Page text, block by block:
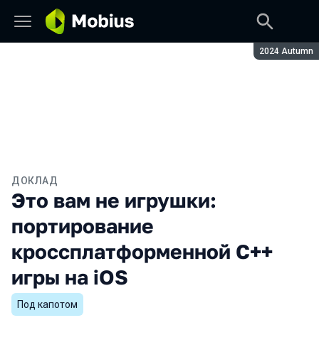
Сезон:
2024 Autumn
ДОКЛАД
Это вам не игрушки:
портирование
кроссплатформенной С++
игры на iOS
Под капотом